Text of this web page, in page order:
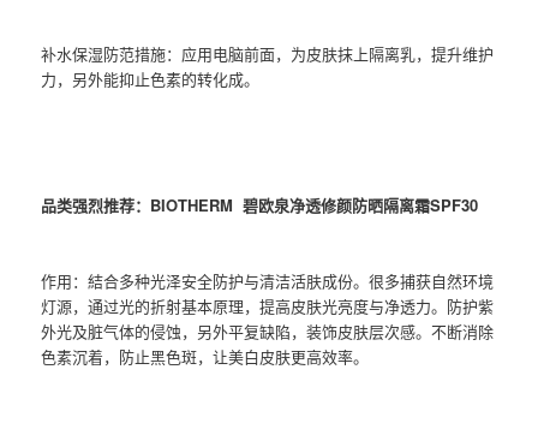
补水保湿防范措施：应用电脑前面，为皮肤抹上隔离乳，提升维护
力，另外能抑止色素的转化成。
品类强烈推荐：BIOTHERM 碧欧泉净透修颜防晒隔离霜SPF30
作用：結合多种光泽安全防护与清洁活肤成份。很多捕获自然环境
灯源，通过光的折射基本原理，提高皮肤光亮度与净透力。防护紫
外光及脏气体的侵蚀，另外平复缺陷，装饰皮肤层次感。不断消除
色素沉着，防止黑色斑，让美白皮肤更高效率。